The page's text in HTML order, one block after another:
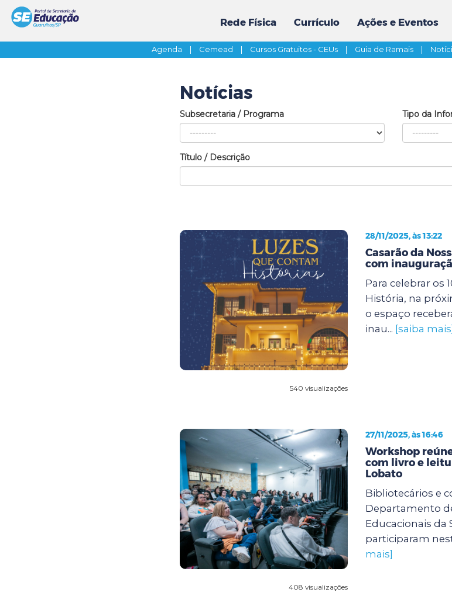
Rede Física Currículo Ações e Eventos
Agenda | Cemead | Cursos Gratuitos - CEUs | Guia de Ramais |
Notícias
Subsecretaria / Programa Tipo da
Título / Descrição
540 visualizações
28/11/2025, às 13:22
Casarão da
com
Para celebrar os
História, na
o espaço
inau... [saiba
408 visualizações
27/11/2025, às 16:46
Workshop
com livro e
Lobato
Bibliotecários e
Departamento
Educacionais da
participaram
mais]